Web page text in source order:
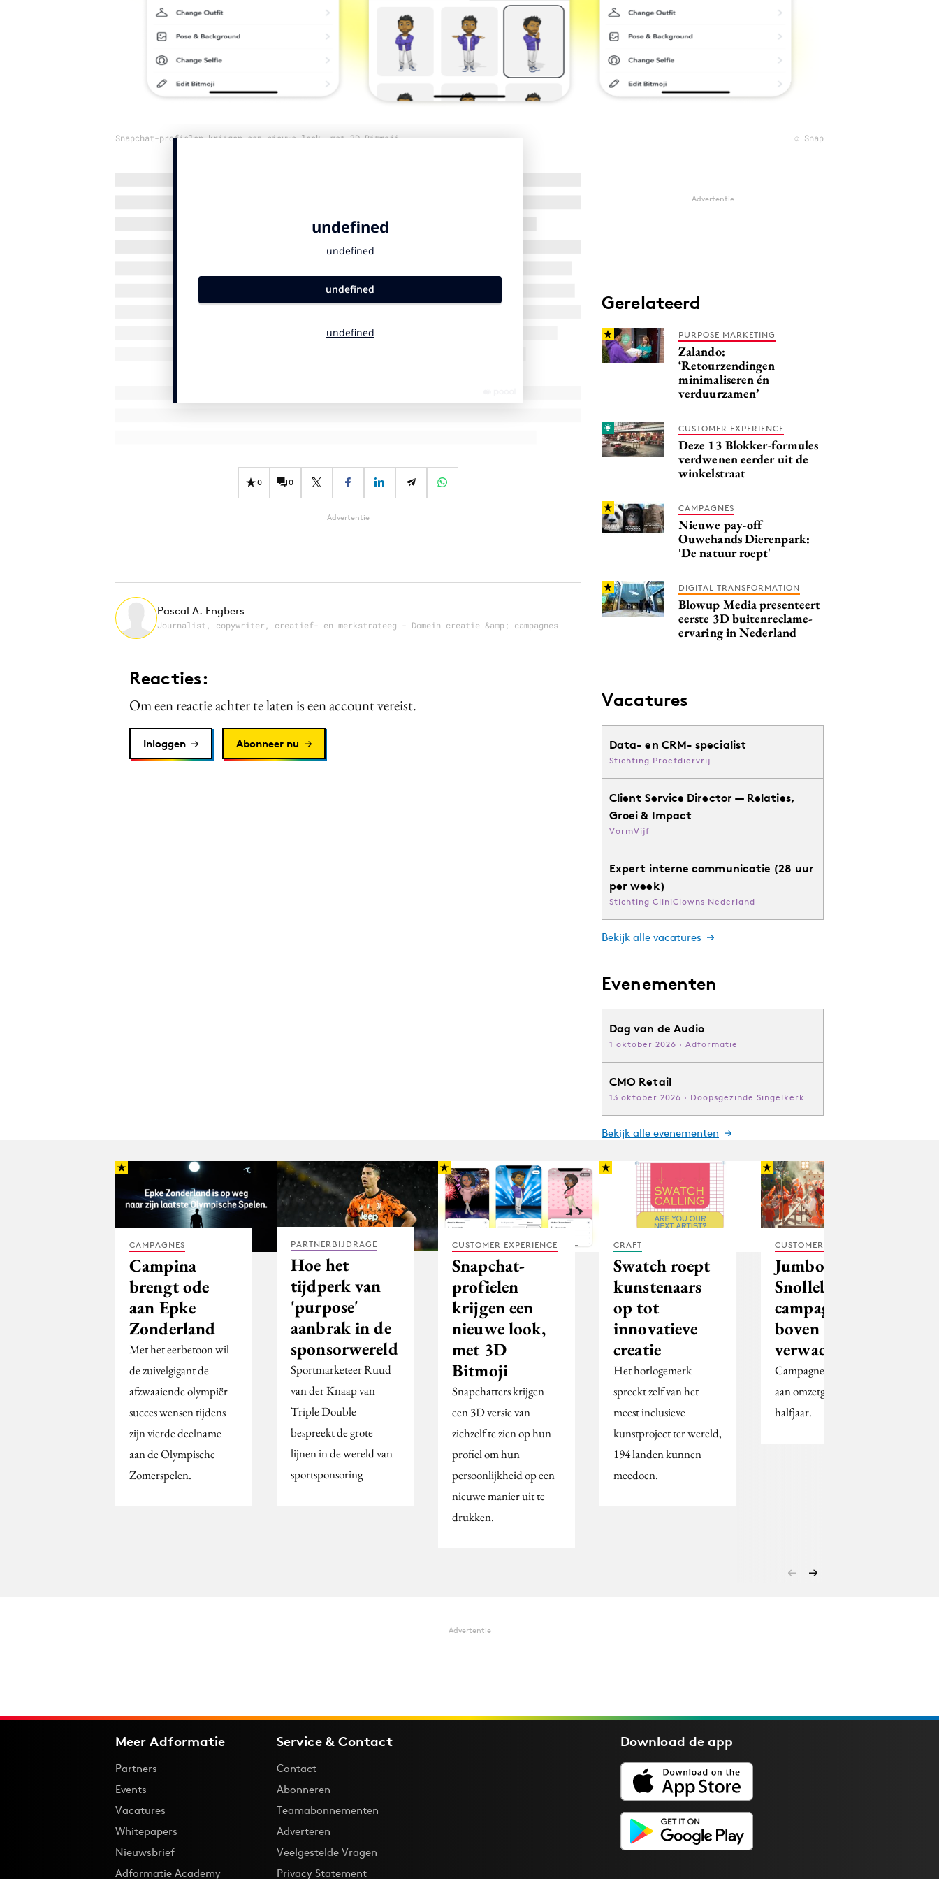
Snapchat-profielen krijgen een nieuwe look, met 3D Bitmoji © Snap
0 0
Advertentie
Pascal A. Engbers
Journalist, copywriter, creatief- en merkstrateeg - Domein creatie &amp; campagnes
Reacties:
Om een reactie achter te laten is een account vereist.
Inloggen Abonneer nu
Advertentie
Gerelateerd
PURPOSE MARKETING
Zalando:
‘Retourzendingen
minimaliseren én
verduurzamen’
CUSTOMER EXPERIENCE
Deze 13 Blokker-formules
verdwenen eerder uit de
winkelstraat
CAMPAGNES
Nieuwe pay-off
Ouwehands Dierenpark:
'De natuur roept'
DIGITAL TRANSFORMATION
Blowup Media presenteert
eerste 3D buitenreclame-
ervaring in Nederland
Vacatures
Data- en CRM- specialist
Stichting Proefdiervrij
Client Service Director — Relaties,
Groei & Impact
VormVijf
Expert interne communicatie (28 uur
per week)
Stichting CliniClowns Nederland
Bekijk alle vacatures
Evenementen
Dag van de Audio
1 oktober 2026 · Adformatie
CMO Retail
13 oktober 2026 · Doopsgezinde Singelkerk
Bekijk alle evenementen
CAMPAGNES
Campina
brengt ode
aan Epke
Zonderland
Met het eerbetoon wil
de zuivelgigant de
afzwaaiende olympiër
succes wensen tijdens
zijn vierde deelname
aan de Olympische
Zomerspelen.
PARTNERBIJDRAGE
Hoe het
tijdperk van
'purpose'
aanbrak in de
sponsorwereld
Sportmarketeer Ruud
van der Knaap van
Triple Double
bespreekt de grote
lijnen in de wereld van
sportsponsoring
CUSTOMER EXPERIENCE
Snapchat-
profielen
krijgen een
nieuwe look,
met 3D
Bitmoji
Snapchatters krijgen
een 3D versie van
zichzelf te zien op hun
profiel om hun
persoonlijkheid op een
nieuwe manier uit te
drukken.
CRAFT
Swatch roept
kunstenaars
op tot
innovatieve
creatie
Het horlogemerk
spreekt zelf van het
meest inclusieve
kunstproject ter wereld,
194 landen kunnen
meedoen.
CUSTOMER EXPERIENCE
Jumbo: succes
Snollebollekes-
campagne EK
boven
verwachting
Campagne droeg bij
aan omzetgroei in eerste
halfjaar.
Advertentie
Meer Adformatie
Partners
Events
Vacatures
Whitepapers
Nieuwsbrief
Adformatie Academy
Service & Contact
Contact
Abonneren
Teamabonnementen
Adverteren
Veelgestelde Vragen
Privacy Statement
Download deapp